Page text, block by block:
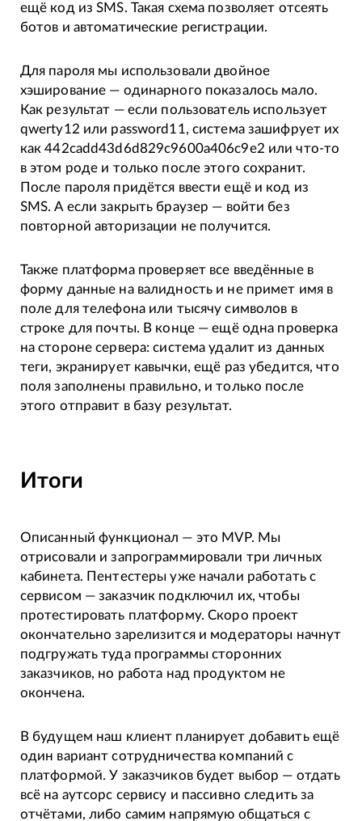
ещё код из SMS. Такая схема позволяет отсеять
ботов и автоматические регистрации.
Для пароля мы использовали двойное
хэширование — одинарного показалось мало.
Как результат — если пользователь использует
qwerty12 или password11, система зашифрует их
как 442cadd43d6d829c9600a406c9e2 или что-то
в этом роде и только после этого сохранит.
После пароля придётся ввести ещё и код из
SMS. А если закрыть браузер — войти без
повторной авторизации не получится.
Также платформа проверяет все введённые в
форму данные на валидность и не примет имя в
поле для телефона или тысячу символов в
строке для почты. В конце — ещё одна проверка
на стороне сервера: система удалит из данных
теги, экранирует кавычки, ещё раз убедится, что
поля заполнены правильно, и только после
этого отправит в базу результат.
Итоги
Описанный функционал — это MVP. Мы
отрисовали и запрограммировали три личных
кабинета. Пентестеры уже начали работать с
сервисом — заказчик подключил их, чтобы
протестировать платформу. Скоро проект
окончательно зарелизится и модераторы начнут
подгружать туда программы сторонних
заказчиков, но работа над продуктом не
окончена.
В будущем наш клиент планирует добавить ещё
один вариант сотрудничества компаний с
платформой. У заказчиков будет выбор — отдать
всё на аутсорс сервису и пассивно следить за
отчётами, либо самим напрямую общаться с